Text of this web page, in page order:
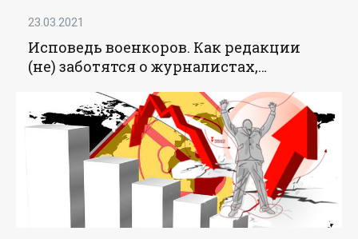
23.03.2021
Исповедь военкоров. Как редакции
(не) заботятся о журналистах,
«Исповедь»